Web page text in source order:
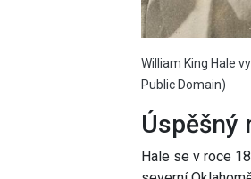
William King Hale
Public Domain)
Úspěšný
Hale se v roce